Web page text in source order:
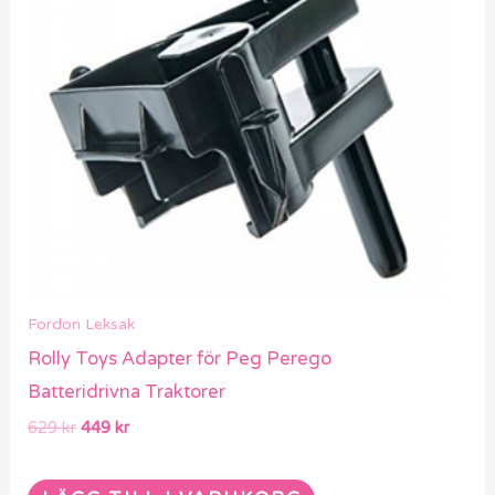
Fordon Leksak
Rolly Toys Adapter för Peg Perego
Batteridrivna Traktorer
629kr 449kr